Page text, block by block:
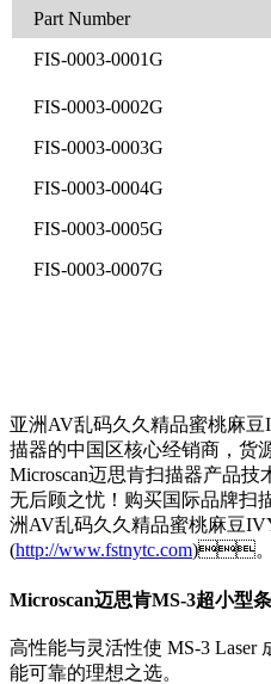
Part Number
FIS-0003-0001G
FIS-0003-0002G
FIS-0003-0003G
FIS-0003-0004G
FIS-0003-0005G
FIS-0003-0007G
亚洲AV乱码久久精品蜜桃麻
描器的中国区核心经销商，货
Microscan迈思肯扫描器产品技
无后顾之忧！购买国际品牌扫描
洲AV乱码久久精品蜜桃麻豆
(http://www.fstnytc.com)。
Microscan迈思肯MS-3超小型
高性能与灵活性使 MS-3 Laser
能可靠的理想之选。